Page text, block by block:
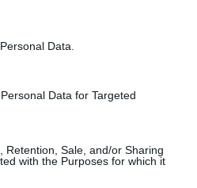
Data.
Data for Targeted
Retention, Sale, and/or Sharing
with the Purposes for which it